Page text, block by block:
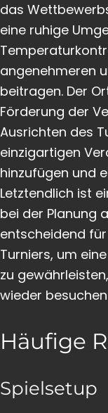
das
eine ruhige
angenehmeren
beitragen. Der
Förderung der
Ausrichten des
einzigartigen
hinzufügen und
Letztendlich ist
bei der Planung
entscheidend
Turniers, um
zu
wieder
Häufige
Spielsetup